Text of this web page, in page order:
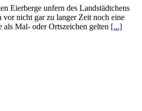
Eierberge unfern des Landstädtchens
vor nicht gar zu langer Zeit noch eine
als Mal- oder Ortszeichen gelten [...]